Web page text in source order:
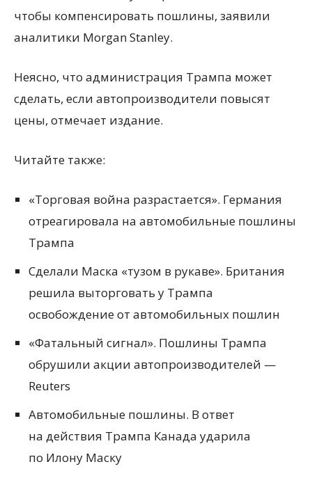
чтобы компенсировать пошлины, заявили
аналитики Morgan Stanley.
Неясно, что администрация Трампа может
сделать, если автопроизводители повысят
цены, отмечает издание.
Читайте также:
«Торговая война разрастается». Германия
отреагировала на автомобильные пошлины
Трампа
Сделали Маска «тузом в рукаве». Британия
решила выторговать у Трампа
освобождение от автомобильных пошлин
«Фатальный сигнал». Пошлины Трампа
обрушили акции автопроизводителей —
Reuters
Автомобильные пошлины. В ответ
на действия Трампа Канада ударила
по Илону Маску